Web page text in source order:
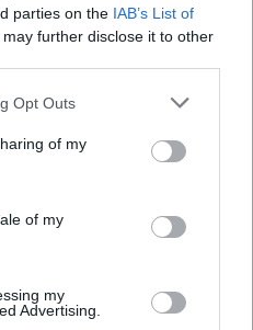
parties on the IAB’s List of
may further disclose it to other
Opt Outs
of my
of my
my
Advertising.
a la elección del
los zapatos de tacón alto
tipo de calzado obliga a
posturas
Lo recomendable es
tacón medio-bajo.
y practicar actividad
durante el embarazo,
activa, ya que el
y mejora las molestias
puedan aparecer